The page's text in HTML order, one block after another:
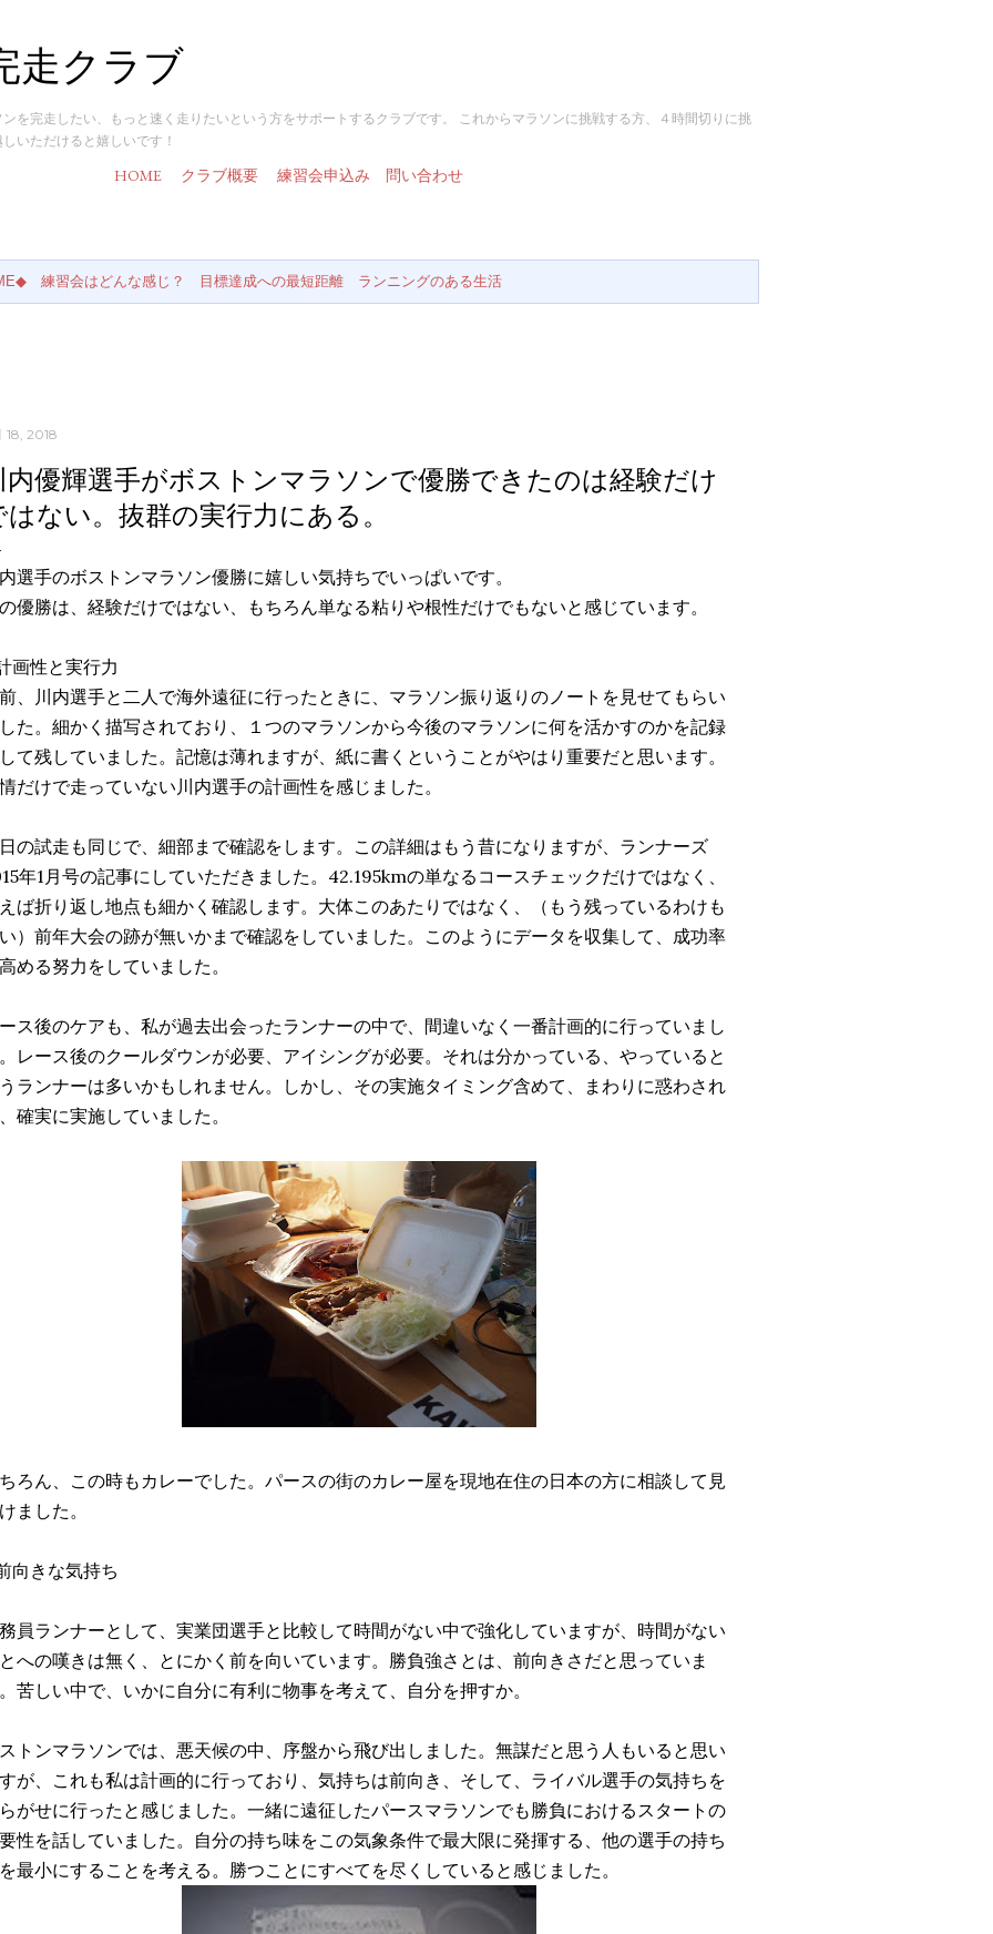
走クラブ
を完走したい、もっと速く走りたいという方をサポートするクラブです。 これからマラソンに挑戦する方、４時間切りに挑
いただけると嬉しいです！
HOME クラブ概要 練習会申込み 問い合わせ
練習会はどんな感じ？ 目標達成への最短距離 ランニングのある生活
18, 2018
内優輝選手がボストンマラソンで優勝できたのは経験だけ
はない。抜群の実行力にある。
選手のボストンマラソン優勝に嬉しい気持ちでいっぱいです。
優勝は、経験だけではない、もちろん単なる粘りや根性だけでもないと感じています。
画性と実行力
、川内選手と二人で海外遠征に行ったときに、マラソン振り返りのノートを見せてもらい
た。細かく描写されており、１つのマラソンから今後のマラソンに何を活かすのかを記録
て残していました。記憶は薄れますが、紙に書くということがやはり重要だと思います。
だけで走っていない川内選手の計画性を感じました。
の試走も同じで、細部まで確認をします。この詳細はもう昔になりますが、ランナーズ
年1月号の記事にしていただきました。42.195kmの単なるコースチェックだけではなく、
ば折り返し地点も細かく確認します。大体このあたりではなく、（もう残っているわけも
）前年大会の跡が無いかまで確認をしていました。このようにデータを収集して、成功率
める努力をしていました。
ス後のケアも、私が過去出会ったランナーの中で、間違いなく一番計画的に行っていまし
レース後のクールダウンが必要、アイシングが必要。それは分かっている、やっていると
ランナーは多いかもしれません。しかし、その実施タイミング含めて、まわりに惑わされ
確実に実施していました。
ろん、この時もカレーでした。パースの街のカレー屋を現地在住の日本の方に相談して見
ました。
向きな気持ち
員ランナーとして、実業団選手と比較して時間がない中で強化していますが、時間がない
への嘆きは無く、とにかく前を向いています。勝負強さとは、前向きさだと思っていま
苦しい中で、いかに自分に有利に物事を考えて、自分を押すか。
トンマラソンでは、悪天候の中、序盤から飛び出しました。無謀だと思う人もいると思い
が、これも私は計画的に行っており、気持ちは前向き、そして、ライバル選手の気持ちを
がせに行ったと感じました。一緒に遠征したパースマラソンでも勝負におけるスタートの
性を話していました。自分の持ち味をこの気象条件で最大限に発揮する、他の選手の持ち
最小にすることを考える。勝つことにすべてを尽くしていると感じました。